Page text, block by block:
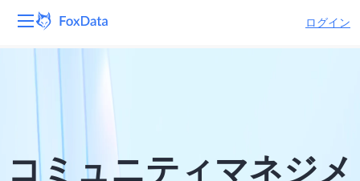
ログイン
ソリューション
コミュニティマネジメ